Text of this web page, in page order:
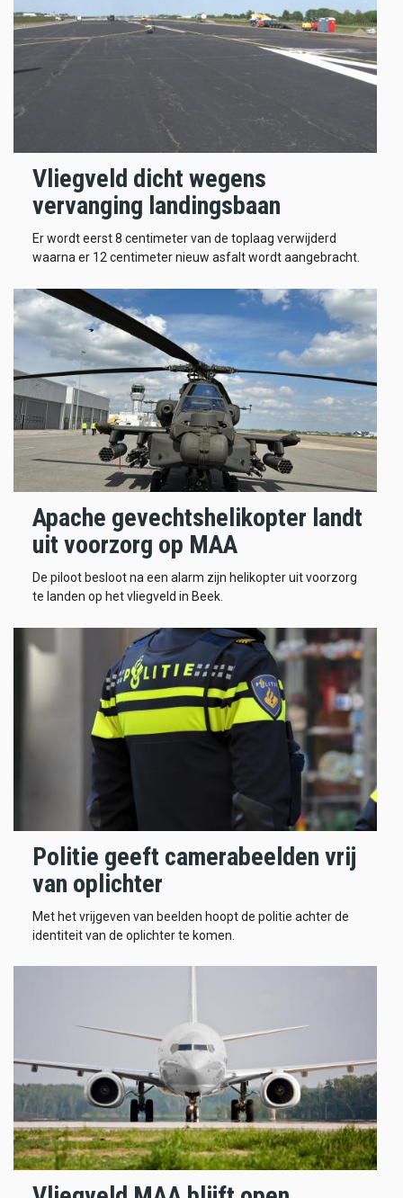
Vliegveld dicht wegens
vervanging landingsbaan
Er wordt eerst 8 centimeter van de toplaag verwijderd
waarna er 12 centimeter nieuw asfalt wordt aangebracht.
Apache gevechtshelikopter landt
uit voorzorg op MAA
De piloot besloot na een alarm zijn helikopter uit voorzorg
te landen op het vliegveld in Beek.
Politie geeft camerabeelden vrij
van oplichter
Met het vrijgeven van beelden hoopt de politie achter de
identiteit van de oplichter te komen.